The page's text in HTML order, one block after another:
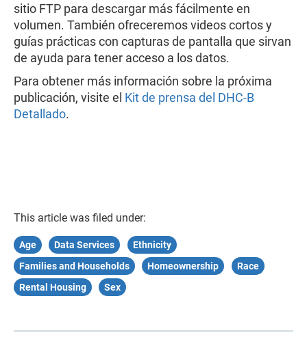
sitio FTP para descargar más fácilmente en
volumen. También ofreceremos videos cortos y
guías prácticas con capturas de pantalla que sirvan
de ayuda para tener acceso a los datos.
Para obtener más información sobre la próxima
publicación, visite el Kit de prensa del DHC-B
Detallado.
This article was filed under:
Age Data Services
Ethnicity
Families and Households
Homeownership
Race
Rental Housing
Sex